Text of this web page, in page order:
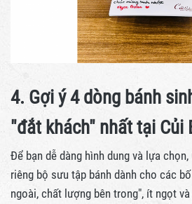
4. Gợi ý 4 dòng bánh
"đắt khách" nhất tại Củi
Để bạn dễ dàng hình dung và lựa
riêng bộ sưu tập bánh dành cho các
ngoài, chất lượng bên trong", ít ngọt